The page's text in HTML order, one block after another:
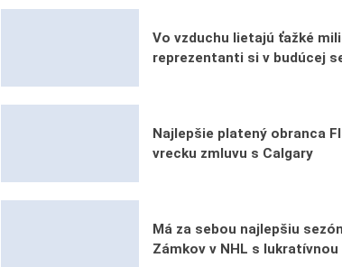
Vo vzduchu lietajú ťažké
reprezentanti si v budúcej
Najlepšie platený obranca
vrecku zmluvu s Calgary
Má za sebou najlepšiu
Zámkov v NHL s lukratívnou